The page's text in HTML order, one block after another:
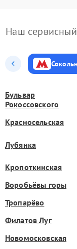
Наш
Бульвар
Рокоссовского
Красносельская
Лубянка
Кропоткинская
Воробьёвы горы
Тропарёво
Филатов Луг
Новомосковская